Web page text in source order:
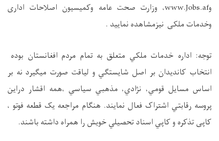
وwww.Jobs.af، وزارت صحت عامه وکمیسیون اصلاحات اداری
وخدمات ملکی نیزمشاهده نمایید .
توجه: اداره خدمات ملکي متعلق به تمام مردم افغانستان بوده
انتخاب کانديدان بر اصل شايستگي و لياقت صورت ميگيرد نه بر
اساس مسايل قومي، نژادي، مذهبي سياسي ،همه اقشار دراين
پروسه رقابتي اشتراک فعال نمايند. هنگام مراجعه يک قطعه فوتو ،
کاپی تذکره و کاپي اسناد تحصيلي خويش را همراه داشته باشند.